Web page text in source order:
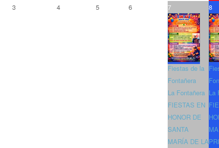
3
4 5 6 7
Fiestas de la
Fontañera
La Fontañera
FIESTAS EN
HONOR DE
SANTA
MARÍA DE LA
8
La